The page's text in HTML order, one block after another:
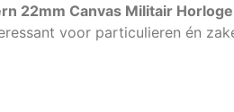
22mm Canvas Militair
voor particulieren én